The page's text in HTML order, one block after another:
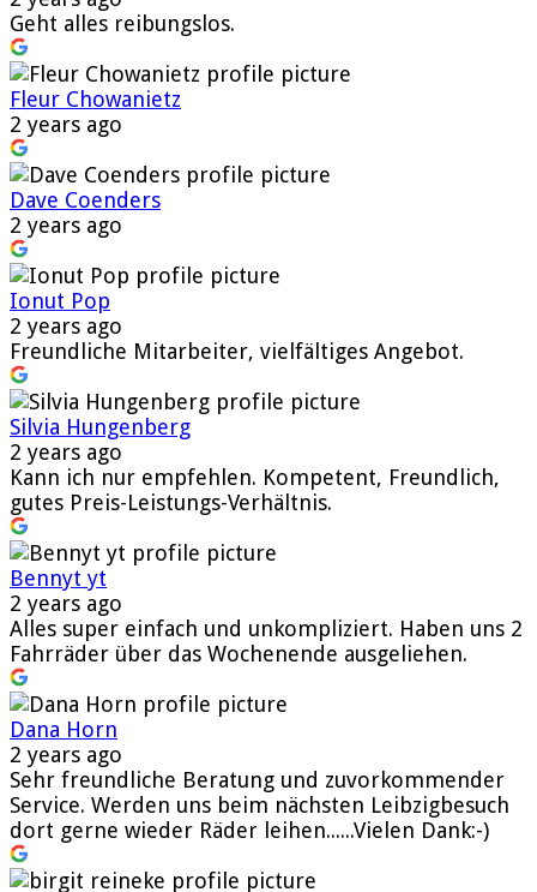
Geht alles reibungslos.
Fleur Chowanietz
2 years ago
Dave Coenders
2 years ago
Ionut Pop
2 years ago
Freundliche Mitarbeiter, vielfältiges Angebot.
Silvia Hungenberg
2 years ago
Kann ich nur empfehlen. Kompetent, Freundlich,
gutes Preis-Leistungs-Verhältnis.
Bennyt yt
2 years ago
Alles super einfach und unkompliziert. Haben uns 2
Fahrräder über das Wochenende ausgeliehen.
Dana Horn
2 years ago
Sehr freundliche Beratung und zuvorkommender
Service. Werden uns beim nächsten Leibzigbesuch
dort gerne wieder Räder leihen......Vielen Dank:-)